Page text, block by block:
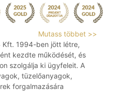
Mutass többet >>
Kft. 1994-ben jött létre,
kezdte működését, és
szolgálja ki ügyfeleit. A
tüzelőanyagok,
forgalmazására